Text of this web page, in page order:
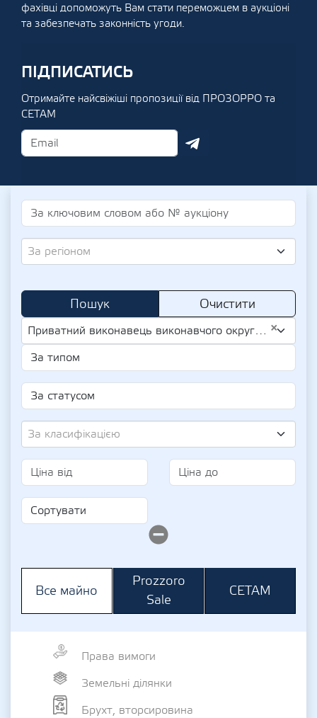
фахівці допоможуть Вам стати переможцем в аукціоні
та забезпечать законність угоди.
ПІДПИСАТИСЬ
Отримайте найсвіжіші пропозиції від ПРОЗОРРО та
СЕТАМ
За регіоном
Пошук Очистити
×
Приватний виконавець виконавчого округу Закарпатської області Ярошевський Дмитро Андрійович (UA-IPN 3227503896)
За класифікацією
Все майно
Prozzoro
Sale
СЕТАМ
Права вимоги
Земельні ділянки
Брухт, вторсировина